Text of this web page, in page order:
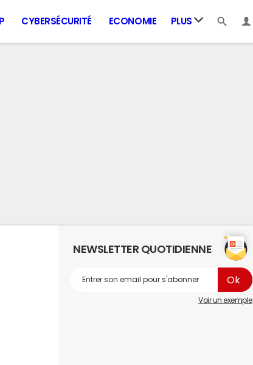
CYBERSÉCURITÉ ECONOMIE PLUS
NEWSLETTER QUOTIDIENNE
Voir un exemple